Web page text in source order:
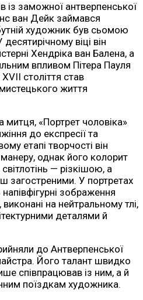
із заможної антверпенської
ван Дейк займався
художник був сьомою
віці він
Хендріка ван Балена, а
впливом Пітера Пауля
століття став
життя
«Портрет чоловіка»
до експресії та
етапі творчості він
манеру, однак його колорит
— різкішою, а
загостреними. У портретах
зображення
виконані на нейтральному тлі,
деталями й
до Антверпенської
Його талант швидко
співпрацював із ним, а й
поїздкам художника.